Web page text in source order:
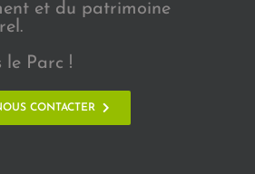
et du patrimoine
le Parc !
CONTACTER